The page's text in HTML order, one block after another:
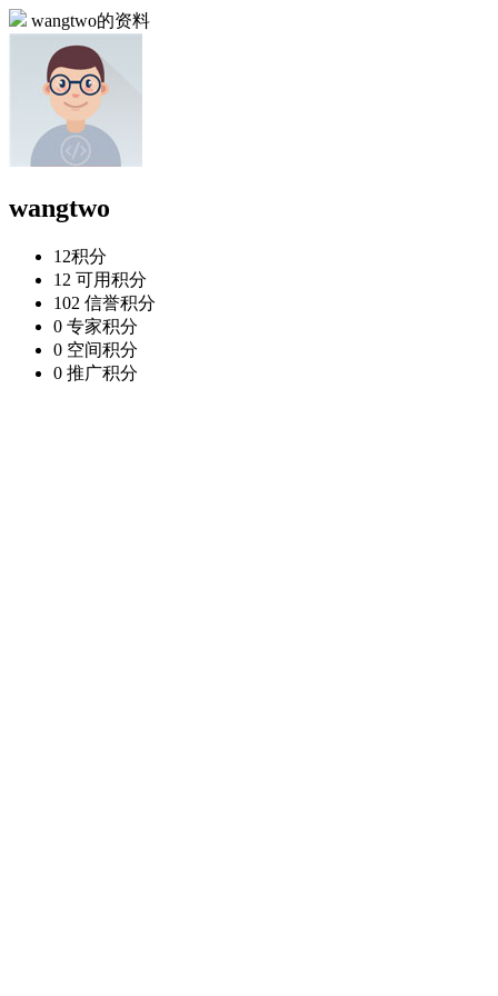
wangtwo的资料
wangtwo
12积分
12 可用积分
102 信誉积分
0 专家积分
0 空间积分
0 推广积分